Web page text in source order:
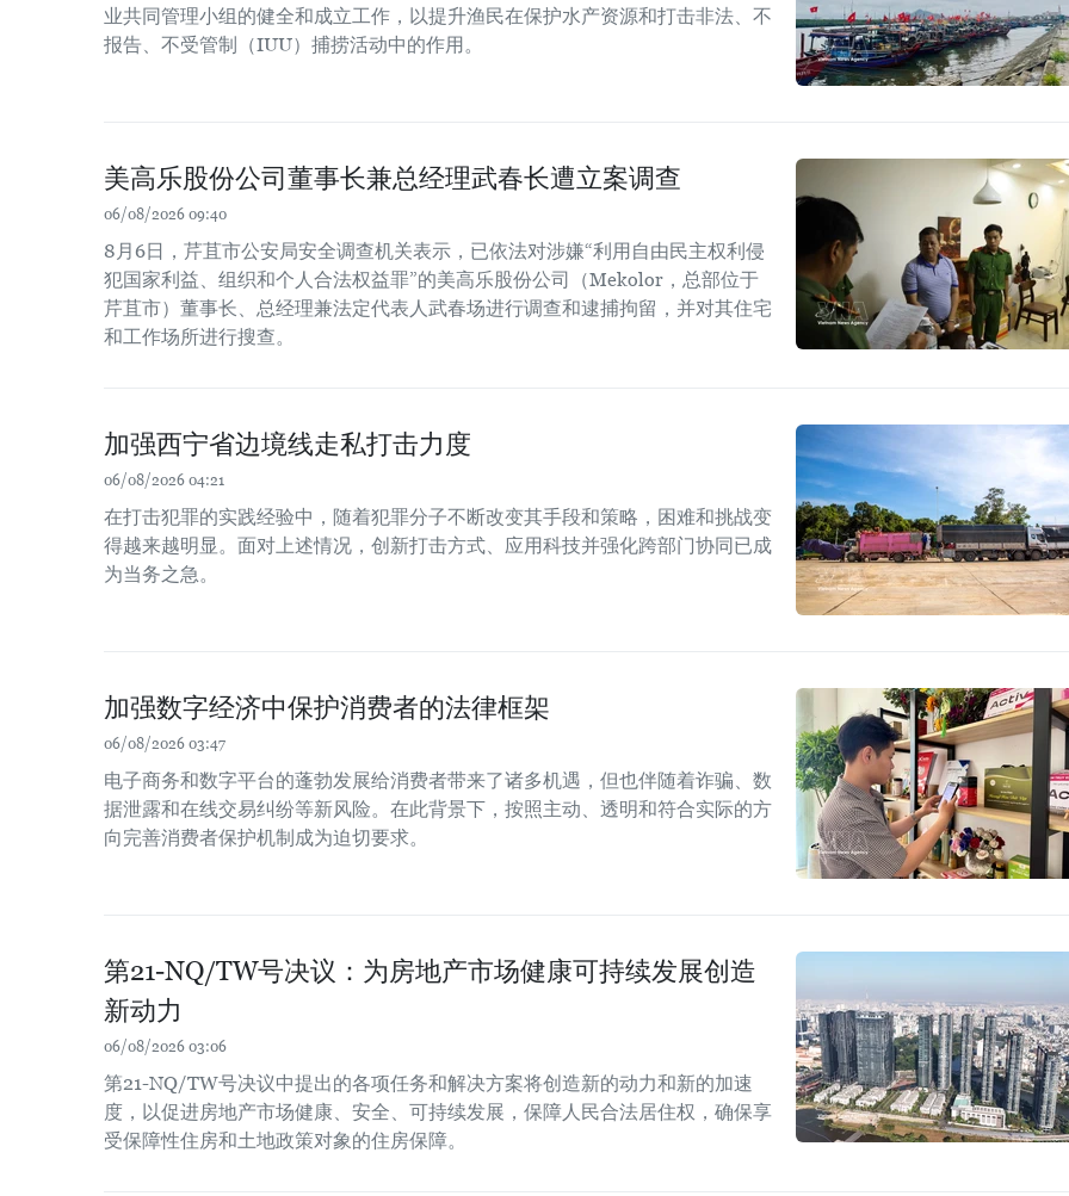
业共同管理小组的健全和成立工作，以提升渔民在保护水产资源和打击非法、不
报告、不受管制（IUU）捕捞活动中的作用。
美高乐股份公司董事长兼总经理武春长遭立案调查
06/08/2026 09:40
8月6日，芹苴市公安局安全调查机关表示，已依法对涉嫌“利用自由民主权利侵
犯国家利益、组织和个人合法权益罪”的美高乐股份公司（Mekolor，总部位于
芹苴市）董事长、总经理兼法定代表人武春场进行调查和逮捕拘留，并对其住宅
和工作场所进行搜查。
加强西宁省边境线走私打击力度
06/08/2026 04:21
在打击犯罪的实践经验中，随着犯罪分子不断改变其手段和策略，困难和挑战变
得越来越明显。面对上述情况，创新打击方式、应用科技并强化跨部门协同已成
为当务之急。
加强数字经济中保护消费者的法律框架
06/08/2026 03:47
电子商务和数字平台的蓬勃发展给消费者带来了诸多机遇，但也伴随着诈骗、数
据泄露和在线交易纠纷等新风险。在此背景下，按照主动、透明和符合实际的方
向完善消费者保护机制成为迫切要求。
第21-NQ/TW号决议：为房地产市场健康可持续发展创造
新动力
06/08/2026 03:06
第21-NQ/TW号决议中提出的各项任务和解决方案将创造新的动力和新的加速
度，以促进房地产市场健康、安全、可持续发展，保障人民合法居住权，确保享
受保障性住房和土地政策对象的住房保障。